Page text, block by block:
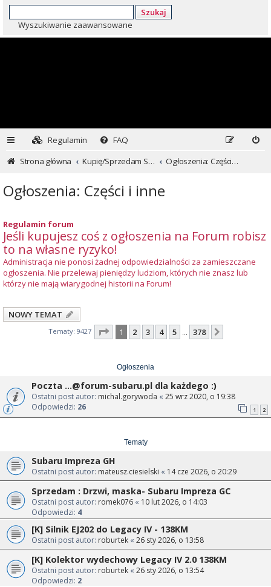
Szukaj
Wyszukiwanie zaawansowane
Regulamin
FAQ
Strona główna
Kupię/Sprzedam Subaru i nie tylko... Ogłoszenia: Części i inne
Ogłoszenia: Części i inne
Regulamin forum
Jeśli kupujesz coś z ogłoszenia na Forum robisz
to na własne ryzyko!
Administracja nie ponosi żadnej odpowiedzialności za zamieszczane
ogłoszenia. Nie przelewaj pieniędzy ludziom, których nie znasz lub
którzy nie mają wiarygodnej historii na Forum!
NOWY TEMAT
Tematy: 9427 Strona z378
1 2 3 4 5 378
Ogłoszenia
Poczta ...@forum-subaru.pl dla każdego :)
Ostatni post autor: michal.gorywoda « 25 wrz 2020, o 19:38
Odpowiedzi: 26 1 2
Tematy
Subaru Impreza GH
Ostatni post autor: mateusz.ciesielski « 14 cze 2026, o 20:29
Sprzedam : Drzwi, maska- Subaru Impreza GC
Ostatni post autor: romek076 « 10 lut 2026, o 14:03
Odpowiedzi: 4
[K] Silnik EJ202 do Legacy IV - 138KM
Ostatni post autor: roburtek « 26 sty 2026, o 13:58
[K] Kolektor wydechowy Legacy IV 2.0 138KM
Ostatni post autor: roburtek « 26 sty 2026, o 13:54
Odpowiedzi: 2